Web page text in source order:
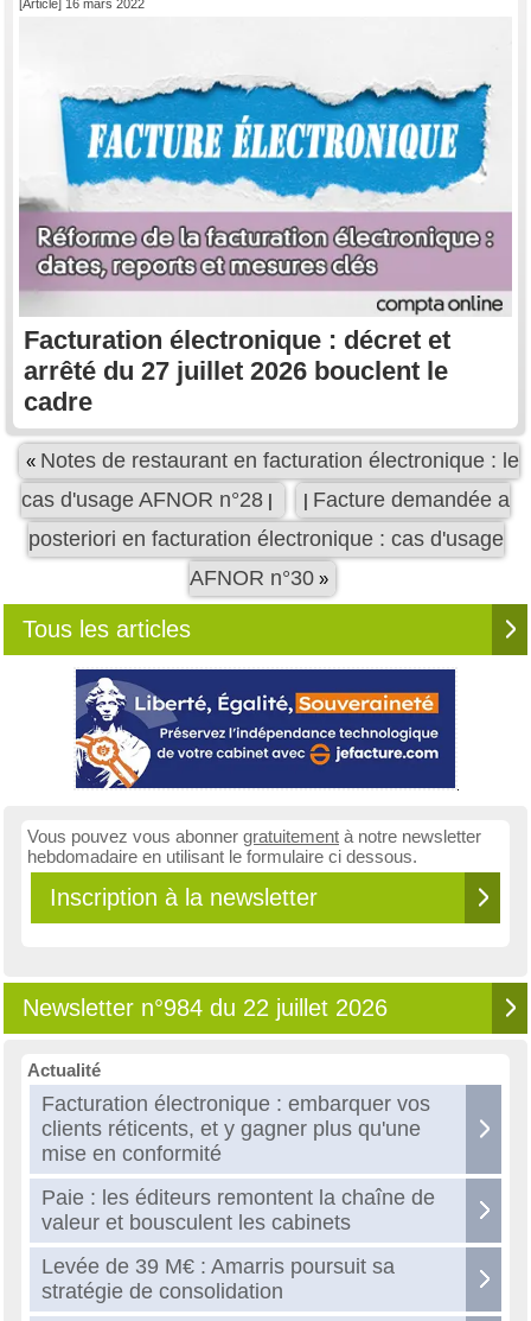
[Article] 16 mars 2022
Facturation électronique : décret et
arrêté du 27 juillet 2026 bouclent le
cadre
« Notes de restaurant en facturation électronique : le
cas d'usage AFNOR n°28 | | Facture demandée a
posteriori en facturation électronique : cas d'usage
AFNOR n°30 »
Tous les articles
Vous pouvez vous abonner gratuitement à notre newsletter
hebdomadaire en utilisant le formulaire ci dessous.
Inscription à la newsletter
Newsletter n°984 du 22 juillet 2026
Actualité
Facturation électronique : embarquer vos
clients réticents, et y gagner plus qu'une
mise en conformité
Paie : les éditeurs remontent la chaîne de
valeur et bousculent les cabinets
Levée de 39 M€ : Amarris poursuit sa
stratégie de consolidation